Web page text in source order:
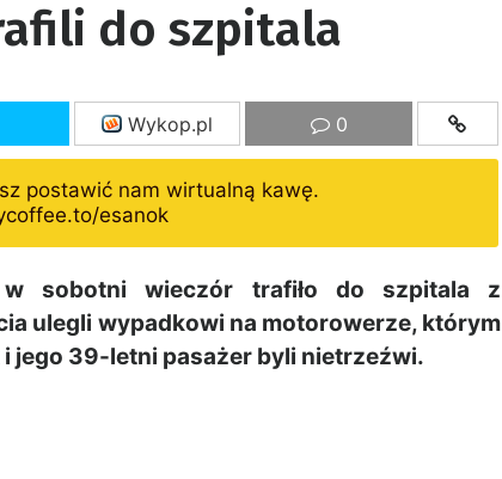
do szpitala
Wykop.pl 0
postawić nam wirtualną kawę.
esanok
w sobotni wieczór trafiło do szpitala z
ulegli wypadkowi na motorowerze, którym
jego 39-letni pasażer byli nietrzeźwi.